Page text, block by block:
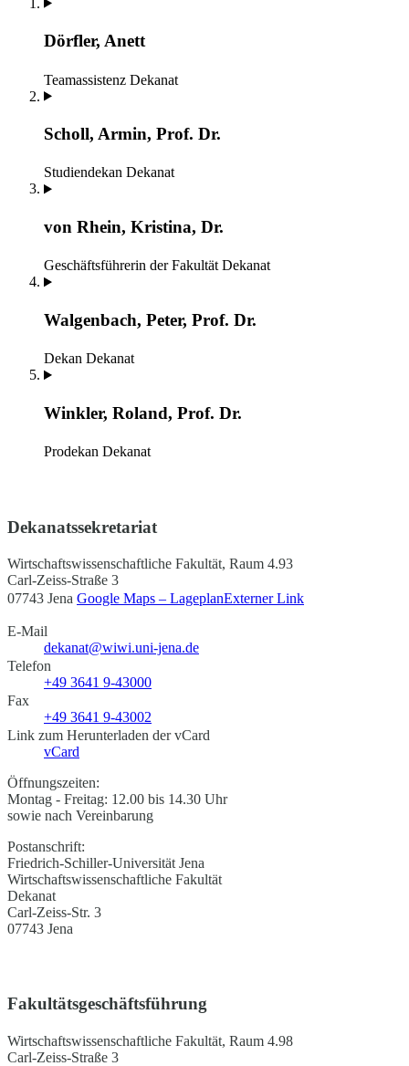
Dörfler, Anett
Teamassistenz Dekanat
Scholl, Armin, Prof. Dr.
Studiendekan Dekanat
von Rhein, Kristina, Dr.
Geschäftsführerin der Fakultät Dekanat
Walgenbach, Peter, Prof. Dr.
Dekan Dekanat
Winkler, Roland, Prof. Dr.
Prodekan Dekanat
Dekanatssekretariat
Wirtschaftswissenschaftliche Fakultät, Raum 4.93
Carl-Zeiss-Straße 3
07743 Jena Google Maps – LageplanExterner Link
E-Mail
dekanat@wiwi.uni-jena.de
Telefon
+49 3641 9-43000
Fax
+49 3641 9-43002
Link zum Herunterladen der vCard
vCard
Öffnungszeiten:
Montag - Freitag: 12.00 bis 14.30 Uhr
sowie nach Vereinbarung
Postanschrift:
Friedrich-Schiller-Universität Jena
Wirtschaftswissenschaftliche Fakultät
Dekanat
Carl-Zeiss-Str. 3
07743 Jena
Fakultätsgeschäftsführung
Wirtschaftswissenschaftliche Fakultät, Raum 4.98
Carl-Zeiss-Straße 3